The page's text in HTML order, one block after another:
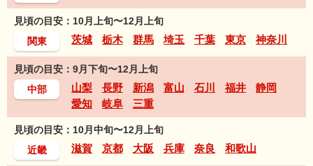
見頃の目安：10月上旬〜12月上旬
関東
茨城 栃木 群馬 埼玉 千葉 東京 神奈川
見頃の目安：9月下旬〜12月上旬
中部
山梨 長野 新潟 富山 石川 福井
静岡
愛知
岐阜 三重
見頃の目安：10月中旬〜12月上旬
近畿
滋賀 京都 大阪 兵庫 奈良 和歌山